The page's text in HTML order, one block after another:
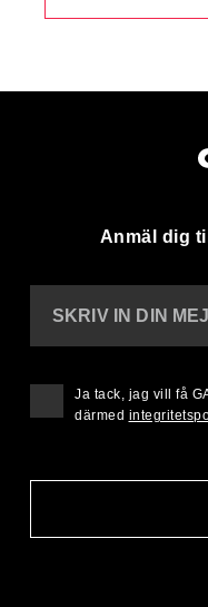
Anmäl dig
SKRIV IN DIN
Ja tack, jag vill få
därmed